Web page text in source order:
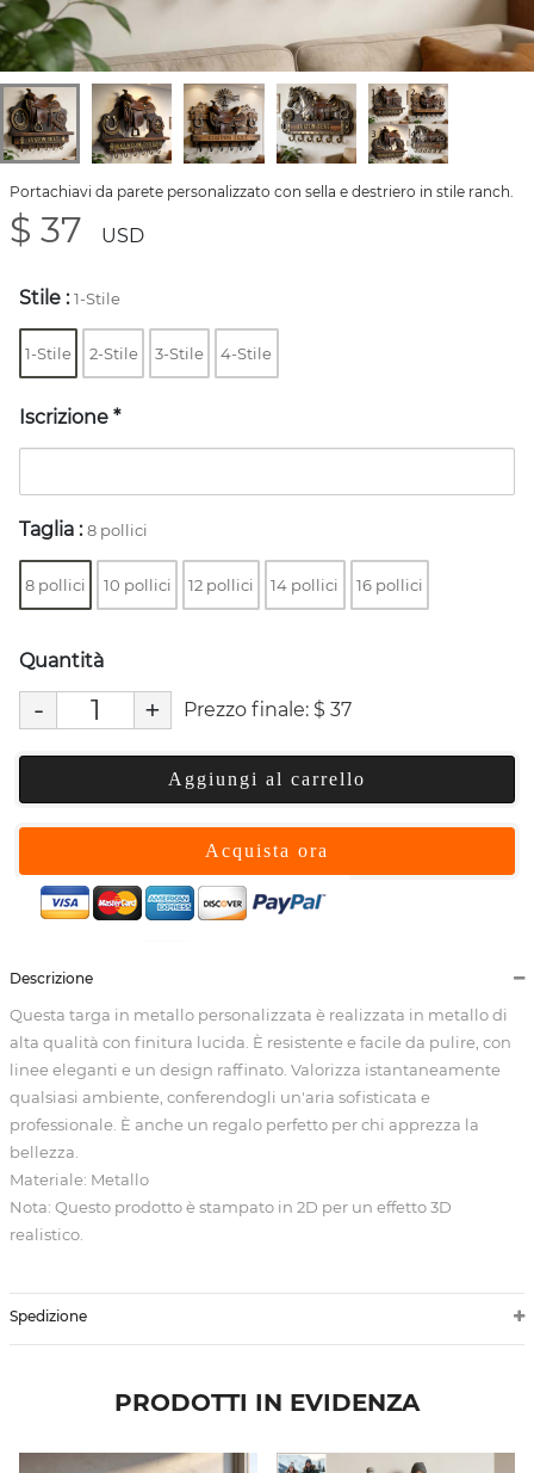
Portachiavi da parete personalizzato con sella e destriero in stile ranch.
$ 37 USD
Stile :1-Stile
1-Stile 2-Stile 3-Stile 4-Stile
Iscrizione *
Taglia :8 pollici
8 pollici 10 pollici 12 pollici 14 pollici 16 pollici
Quantità
- + Prezzo finale: $ 37
Aggiungi al carrello
Acquista ora
Descrizione
Questa targa in metallo personalizzata è realizzata in metallo di
alta qualità con finitura lucida. È resistente e facile da pulire, con
linee eleganti e un design raffinato. Valorizza istantaneamente
qualsiasi ambiente, conferendogli un'aria sofisticata e
professionale. È anche un regalo perfetto per chi apprezza la
bellezza.
Materiale: Metallo
Nota: Questo prodotto è stampato in 2D per un effetto 3D
realistico.
Spedizione
PRODOTTI IN EVIDENZA